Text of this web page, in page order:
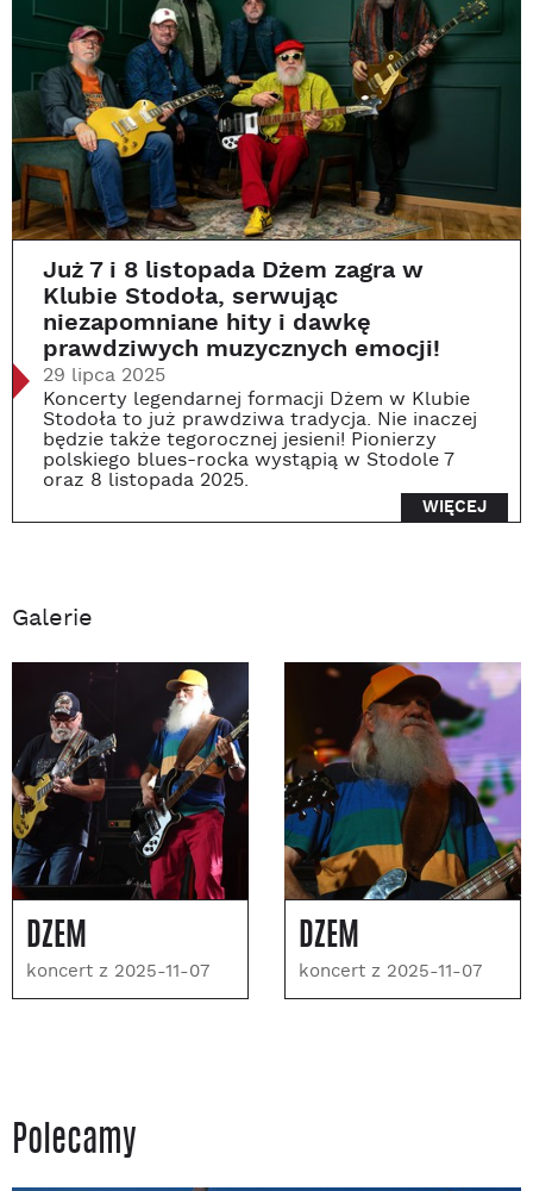
Już 7 i 8 listopada Dżem zagra w
Klubie Stodoła, serwując
niezapomniane hity i dawkę
prawdziwych muzycznych emocji!
29 lipca 2025
Koncerty legendarnej formacji Dżem w Klubie
Stodoła to już prawdziwa tradycja. Nie inaczej
będzie także tegorocznej jesieni! Pionierzy
polskiego blues-rocka wystąpią w Stodole 7
oraz 8 listopada 2025.
WIĘCEJ
Galerie
DŻEM
koncert z 2025-11-07
DŻEM
koncert z 2025-11-07
Polecamy